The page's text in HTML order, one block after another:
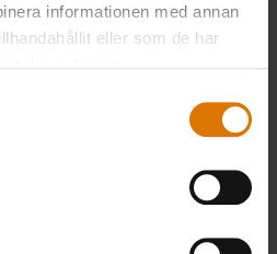
informationen med annan
eller som de har